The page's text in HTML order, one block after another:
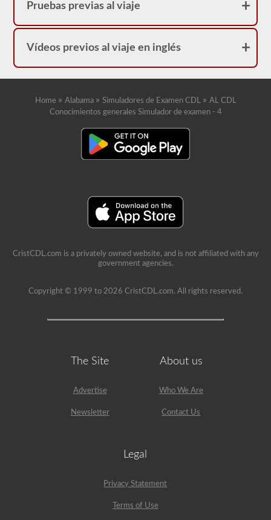
Pruebas previas al viaje
Vídeos previos al viaje en inglés
Home » Alabama » Simuladores de Examen CDL » AL CDL
Conocimientos generales Simulador de examen - 4
CristCDL.com is a privately owned website, and is not affiliated with any
government agencies.
Copyright © 1999 to 2026 CristCDL.com. All rights reserved.
The Site
Advertise
Newsletter
About us
Who We Are
Contact Us
Legal
Privacy Statement
Terms of Use